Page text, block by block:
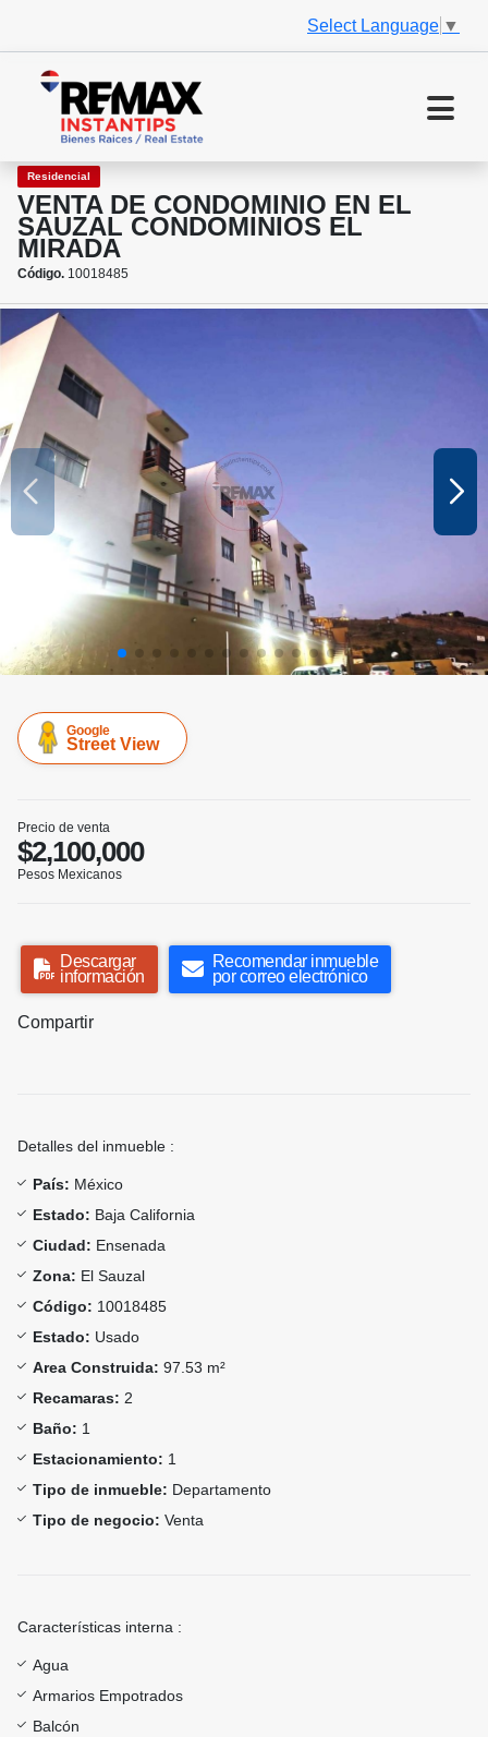
Select Language ▼
Residencial
VENTA DE CONDOMINIO EN EL
SAUZAL CONDOMINIOS EL
MIRADA
Código. 10018485
Google
Street View
Precio de venta
$2,100,000
Pesos Mexicanos
Descargar
información
Recomendar inmueble
por correo electrónico
Compartir
Detalles del inmueble :
País: México
Estado: Baja California
Ciudad: Ensenada
Zona: El Sauzal
Código: 10018485
Estado: Usado
Area Construida: 97.53 m²
Recamaras: 2
Baño: 1
Estacionamiento: 1
Tipo de inmueble: Departamento
Tipo de negocio: Venta
Características interna :
Agua
Armarios Empotrados
Balcón